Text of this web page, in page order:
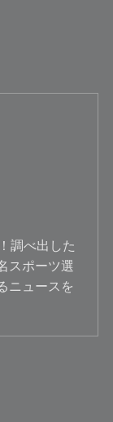
調べ出した
スポーツ選
ニュースを